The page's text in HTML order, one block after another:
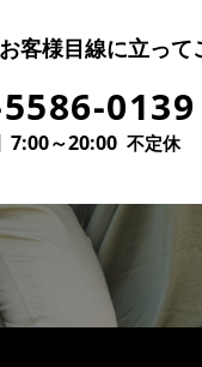
お客様目線に立って
0139
7:00～20:00 不定休